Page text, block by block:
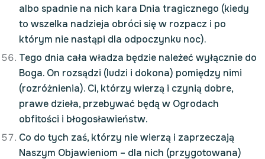
albo spadnie na nich kara Dnia tragicznego (kiedy
to wszelka nadzieja obróci się w rozpacz i po
którym nie nastąpi dla odpoczynku noc).
Tego dnia cała władza będzie należeć wyłącznie do
Boga. On rozsądzi (ludzi i dokona) pomiędzy nimi
(rozróżnienia). Ci, którzy wierzą i czynią dobre,
prawe dzieła, przebywać będą w Ogrodach
obfitości i błogosławieństw.
Co do tych zaś, którzy nie wierzą i zaprzeczają
Naszym Objawieniom – dla nich (przygotowana)